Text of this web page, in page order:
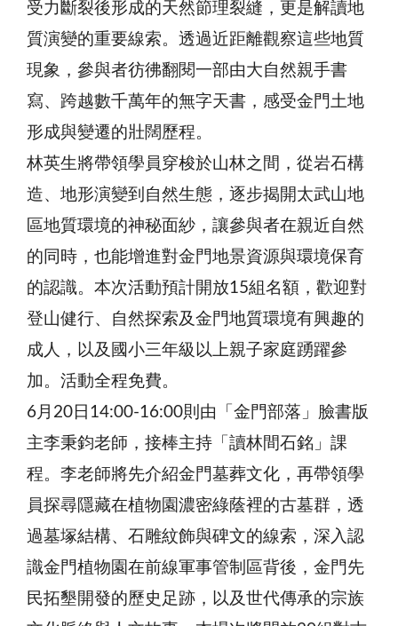
受力斷裂後形成的天然節理裂縫，更是解讀地
質演變的重要線索。透過近距離觀察這些地質
現象，參與者彷彿翻閱一部由大自然親手書
寫、跨越數千萬年的無字天書，感受金門土地
形成與變遷的壯闊歷程。
林英生將帶領學員穿梭於山林之間，從岩石構
造、地形演變到自然生態，逐步揭開太武山地
區地質環境的神秘面紗，讓參與者在親近自然
的同時，也能增進對金門地景資源與環境保育
的認識。本次活動預計開放15組名額，歡迎對
登山健行、自然探索及金門地質環境有興趣的
成人，以及國小三年級以上親子家庭踴躍參
加。活動全程免費。
6月20日14:00-16:00則由「金門部落」臉書版
主李秉鈞老師，接棒主持「讀林間石銘」課
程。李老師將先介紹金門墓葬文化，再帶領學
員探尋隱藏在植物園濃密綠蔭裡的古墓群，透
過墓塚結構、石雕紋飾與碑文的線索，深入認
識金門植物園在前線軍事管制區背後，金門先
民拓墾開發的歷史足跡，以及世代傳承的宗族